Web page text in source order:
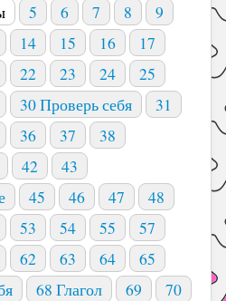
5 6 7 8
9
14 15 16
17
22 23 24
25
30 Проверь себя
31
36 37
38
42
43
45 46 47
48
53 54 55
57
62 63 64
65
68 Глагол 69
70